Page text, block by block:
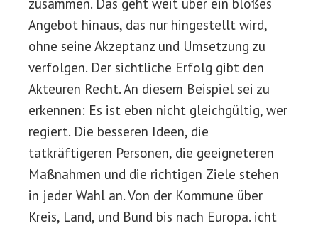
Angebot hinaus, das nur hingestellt wird,
ohne seine Akzeptanz und Umsetzung zu
verfolgen. Der sichtliche Erfolg gibt den
Akteuren Recht. An diesem Beispiel sei zu
erkennen: Es ist eben nicht gleichgültig, wer
regiert. Die besseren Ideen, die
tatkräftigeren Personen, die geeigneteren
Maßnahmen und die richtigen Ziele stehen
in jeder Wahl an. Von der Kommune über
Kreis, Land, und Bund bis nach Europa. icht